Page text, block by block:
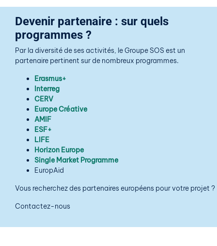
Devenir partenaire : sur quels
programmes ?
Par la diversité de ses activités, le Groupe SOS est un
partenaire pertinent sur de nombreux programmes.
Erasmus+
Interreg
CERV
Europe Créative
AMIF
ESF+
LIFE
Horizon Europe
Single Market Programme
EuropAid
Vous recherchez des partenaires européens pour votre projet ?
Contactez-nous